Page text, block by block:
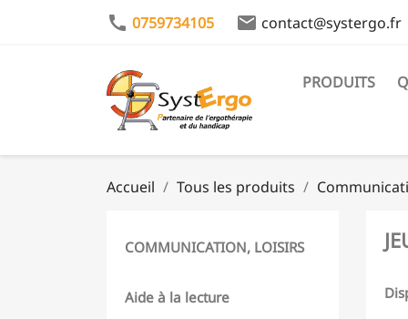
call 0759734105 email contact@systergo.fr
PRODUITS
Accueil Tous les produits
COMMUNICATION, LOISIRS
Aide à la lecture